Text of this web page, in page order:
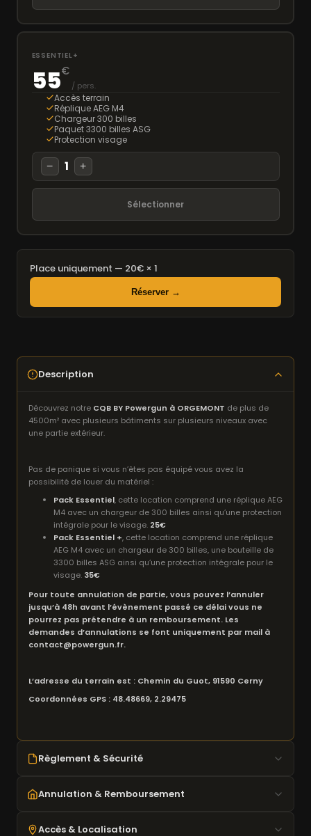
ESSENTIEL+
55€
/ pers.
Accès terrain
Réplique AEG M4
Chargeur 300 billes
Paquet 3300 billes ASG
Protection visage
− 1 +
Sélectionner
Place uniquement — 20€ × 1
Réserver →
Description
Découvrez notre CQB BY Powergun à ORGEMONT de plus de
4500m² avec plusieurs bâtiments sur plusieurs niveaux avec
une partie extérieur.
Pas de panique si vous n’êtes pas équipé vous avez la
possibilité de louer du matériel :
Pack Essentiel, cette location comprend une réplique AEG
M4 avec un chargeur de 300 billes ainsi qu’une protection
intégrale pour le visage. 25€
Pack Essentiel +, cette location comprend une réplique
AEG M4 avec un chargeur de 300 billes, une bouteille de
3300 billes ASG ainsi qu’une protection intégrale pour le
visage. 35€
Pour toute annulation de partie, vous pouvez l’annuler
jusqu’à 48h avant l’évènement passé ce délai vous ne
pourrez pas prétendre à un remboursement. Les
demandes d’annulations se font uniquement par mail à
contact@powergun.fr.
L’adresse du terrain est : Chemin du Guot, 91590 Cerny
Coordonnées GPS : 48.48669, 2.29475
Règlement & Sécurité
18 ans minimum requis
Tir uniquement en zone autorisée
Annulation & Remboursement
Annulation possiblejusqu'à 48h avant
Accès & Localisation